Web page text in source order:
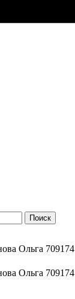
Поиск
Ольга 709174
Ольга 709174